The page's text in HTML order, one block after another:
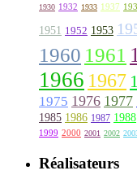
1930 1932 1933 1937
1951 1952 1953
1960 1961
1966 1967
1975 1976 1977
1985 1986 1987 1988
1999 2000 2001 2002
Réalisateurs